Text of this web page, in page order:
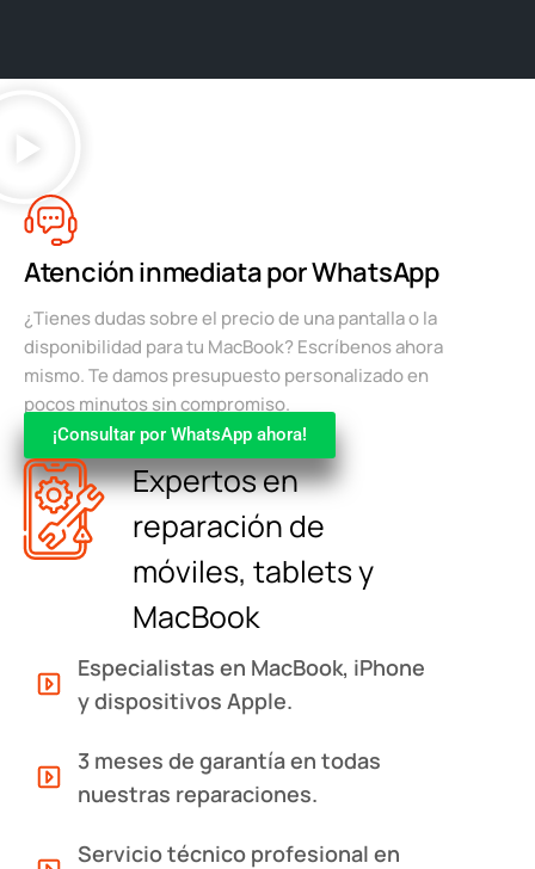
Atención inmediata por WhatsApp
¿Tienes dudas sobre el precio de una pantalla o la
disponibilidad para tu MacBook? Escríbenos ahora
mismo. Te damos presupuesto personalizado en
pocos minutos sin compromiso.
¡Consultar por WhatsApp ahora!
Expertos en
reparación de
móviles, tablets y
MacBook
Especialistas en MacBook, iPhone
y dispositivos Apple.
3 meses de garantía en todas
nuestras reparaciones.
Servicio técnico profesional en